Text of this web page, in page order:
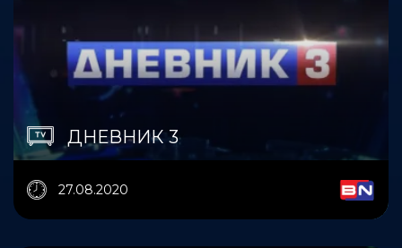
ДНЕВНИК 3
27.08.2020